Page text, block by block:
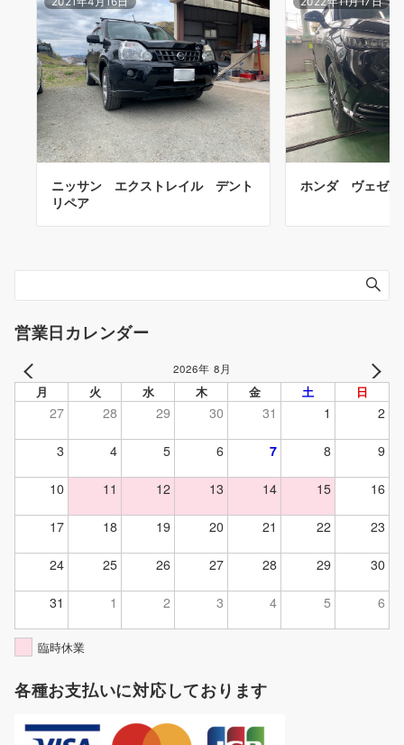
ニッサン エクストレイル デント
リペア
ホンダ ヴェゼ
営業日カレンダー
2026年 8月
月 火 水 木 金 土 日
27 28 29 30 31 1 2
3 4 5 6 7 8 9
10 11 12 13 14 15 16
17 18 19 20 21 22 23
24 25 26 27 28 29 30
31 1 2 3 4 5 6
臨時休業
各種お支払いに対応しております